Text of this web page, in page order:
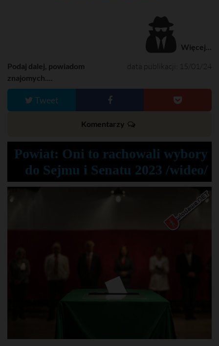
Więcej...
data publikacji: 15/01/24
Podaj dalej, powiadom
znajomych....
Tweet
Komentarzy
Powiat: Oni to rachowali wybory
do Sejmu i Senatu 2023 /wideo/